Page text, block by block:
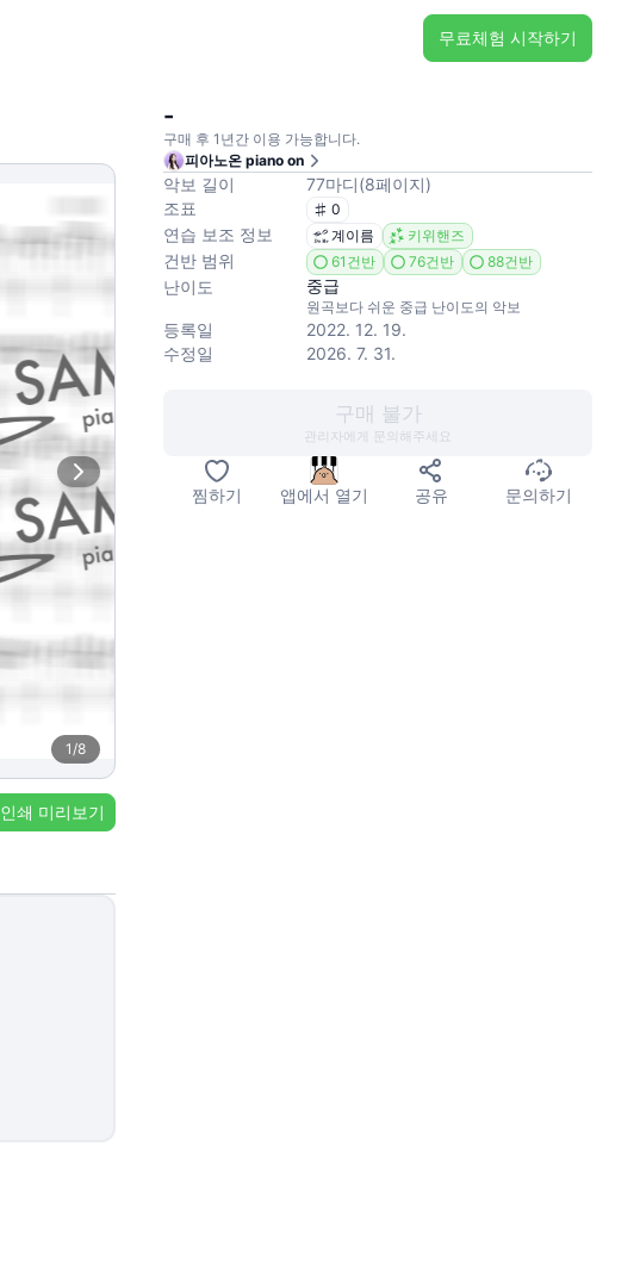
무료체험 시작하기
1/8
인쇄 미리보기
-
구매 후 1년간 이용 가능합니다.
피아노온 piano on
악보 길이 77마디(8페이지)
조표
0
연습 보조 정보 계이름 키위핸즈
건반 범위 61건반 76건반 88건반
난이도 중급
원곡보다 쉬운 중급 난이도의 악보
등록일
2022. 12. 19.
수정일
2026. 7. 31.
구매 불가
관리자에게 문의해주세요
찜하기 앱에서 열기 공유 문의하기